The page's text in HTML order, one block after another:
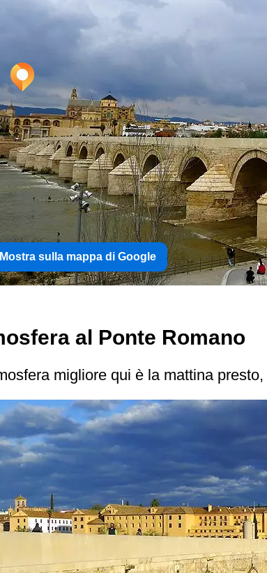
Mostra sulla mappa di Google
al Ponte Romano
migliore qui è la mattina